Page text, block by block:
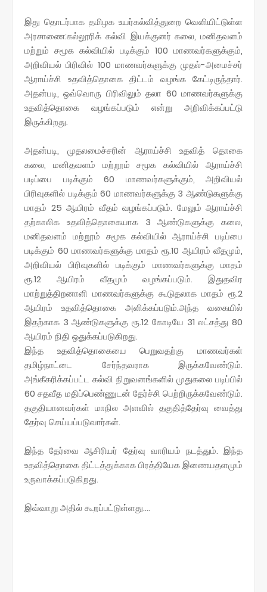
இது தொடர்பாக தமிழக உயர்கல்வித்துறை வெளியிட்டுள்ள
அரசாணை:கல்லூரிக் கல்வி இயக்குனர் கலை, மனிதவளம்
மற்றும் சமூக கல்வியில் படிக்கும் 100 மாணவர்களுக்கும்,
அறிவியல் பிரிவில் 100 மாணவர்களுக்கு முதல்-அமைச்சர்
ஆராய்ச்சி உதவித்தொகை திட்டம் வழங்க கேட்டிருந்தார்.
அதன்படி, ஒவ்வொரு பிரிவிலும் தலா 60 மாணவர்களுக்கு
உதவித்தொகை வழங்கப்படும் என்று அறிவிக்கப்பட்டு
இருக்கிறது.
அதன்படி, முதலமைச்சரின் ஆராய்ச்சி உதவித் தொகை
கலை, மனிதவளம் மற்றூம் சமூக கல்வியில் ஆராய்ச்சி
படிப்பை படிக்கும் 60 மாணவர்களுக்கும், அறிவியல்
பிரிவுகளில் படிக்கும் 60 மாணவர்களுக்கு 3 ஆண்டுகளுக்கு
மாதம் 25 ஆயிரம் வீதம் வழங்கப்படும். மேலும் ஆராய்ச்சி
தற்காலிக உதவித்தொகையாக 3 ஆண்டுகளுக்கு கலை,
மனிதவளம் மற்றூம் சமூக கல்வியில் ஆராய்ச்சி படிப்பை
படிக்கும் 60 மாணவர்களுக்கு மாதம் ரூ.10 ஆயிரம் வீதமும்,
அறிவியல் பிரிவுகளில் படிக்கும் மாணவர்களுக்கு மாதம்
ரூ.12 ஆயிரம் வீதமும் வழங்கப்படும். இதுதவிர
மாற்றுத்திறனாளி மாணவர்களுக்கு கூடுதலாக மாதம் ரூ.2
ஆயிரம் உதவித்தொகை அளிக்கப்படும்.அந்த வகையில்
இதற்காக 3 ஆண்டுகளுக்கு ரூ.12 கோடியே 31 லட்சத்து 80
ஆயிரம் நிதி ஒதுக்கப்படுகிறது.
இந்த உதவித்தொகையை பெறுவதற்கு மாணவர்கள்
தமிழ்நாட்டை சேர்ந்தவராக இருக்கவேண்டும்.
அங்கீகரிக்கப்பட்ட கல்வி நிறுவனங்களில் முதுகலை படிப்பில்
60 சதவீத மதிப்பெண்ணுடன் தேர்ச்சி பெற்றிருக்கவேண்டும்.
தகுதியானவர்கள் மாநில அளவில் தகுதித்தேர்வு வைத்து
தேர்வு செய்யப்படுவார்கள்.
இந்த தேர்வை ஆசிரியர் தேர்வு வாரியம் நடத்தும். இந்த
உதவித்தொகை திட்டத்துக்காக பிரத்தியேக இணையதளமும்
உருவாக்கப்படுகிறது.
இவ்வாறு அதில் கூறப்பட்டுள்ளது….